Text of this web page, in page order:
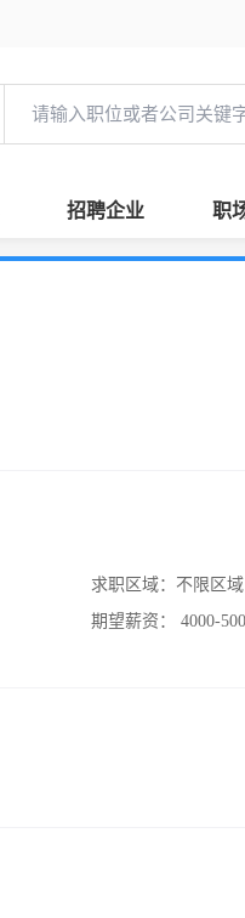
招聘企业 职
求职区域： 不限区域
期望薪资：
4000-